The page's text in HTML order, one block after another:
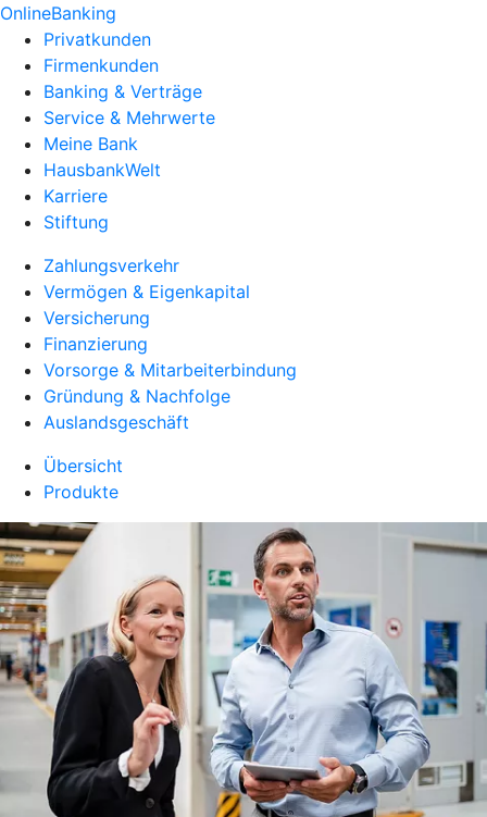
OnlineBanking
Privatkunden
Firmenkunden
Banking & Verträge
Service & Mehrwerte
Meine Bank
HausbankWelt
Karriere
Stiftung
Zahlungsverkehr
Vermögen & Eigenkapital
Versicherung
Finanzierung
Vorsorge & Mitarbeiterbindung
Gründung & Nachfolge
Auslandsgeschäft
Übersicht
Produkte